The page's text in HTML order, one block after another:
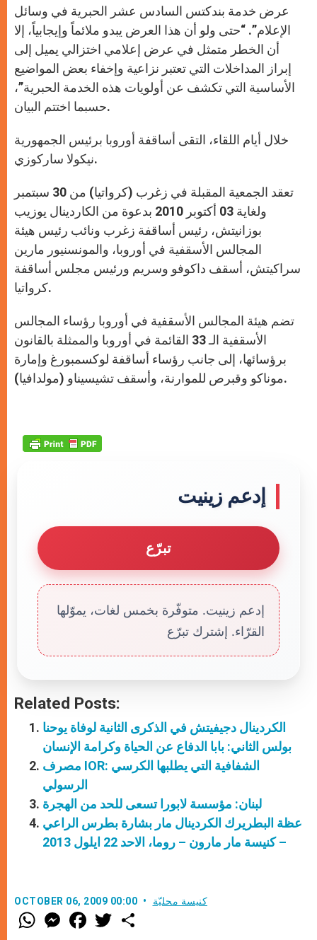
عرض خدمة بندكتس السادس عشر الحبرية في وسائل
الإعلام”. “حتى ولو أن هذا العرض يبدو ملائماً وإيجابياً، إلا
أن الخطر متمثل في عرض إعلامي اختزالي يميل إلى
إبراز المداخلات التي تعتبر نزاعية وإخفاء بعض المواضيع
الأساسية التي تكشف عن أولويات هذه الخدمة الحبرية”،
حسبما اختتم البيان.
خلال أيام اللقاء، التقى أساقفة أوروبا برئيس الجمهورية
نيكولا ساركوزي.
تعقد الجمعية المقبلة في زغرب (كرواتيا) من 30 سبتمبر
ولغاية 03 أكتوبر 2010 بدعوة من الكاردينال يوزيب
بوزانيتش، رئيس أساقفة زغرب ونائب رئيس هيئة
المجالس الأسقفية في أوروبا، والمونسنيور مارين
سراكيتش، أسقف داكوفو وسريم ورئيس مجلس أساقفة
كرواتيا.
تضم هيئة المجالس الأسقفية في أوروبا رؤساء المجالس
الأسقفية الـ 33 القائمة في أوروبا والممثلة بالقانون
برؤسائها، إلى جانب رؤساء أساقفة لوكسمبورغ وإمارة
موناكو وقبرص للموارنة، وأسقف تشيسيناو (مولدافيا).
إدعم زينيت
تبرّع
إدعم زينيت. متوفّرة بخمس لغات، يموّلها
القرّاء. إشترك تبرّع
Related Posts:
الكردينال دجيفيتش في الذكرى الثانية لوفاة يوحنا
بولس الثاني: بابا الدفاع عن الحياة وكرامة الإنسان
مصرف IOR: الشفافية التي يطلبها الكرسي
الرسولي
لبنان: مؤسسة لابورا تسعى للحد من الهجرة
عظة البطريرك الكردينال مار بشارة بطرس الراعي
– كنيسة مار مارون – روما، الاحد 22 ايلول 2013
OCTOBER 06, 2009 00:00 كنيسة محليّة
W
h
M
e
F
a w